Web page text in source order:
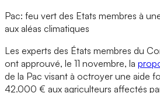
Pac: feu vert des Etats membres à
aux aléas climatiques
Les experts des États membres du
ont approuvé, le 11 novembre, la
de la Pac visant à octroyer une aide
42.000 € aux agriculteurs affectés